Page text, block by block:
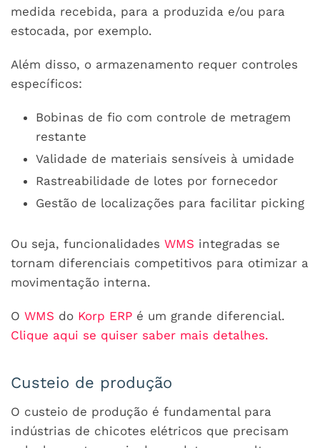
medida recebida, para a produzida e/ou para
estocada, por exemplo.
Além disso, o armazenamento requer controles
específicos:
Bobinas de fio com controle de metragem
restante
Validade de materiais sensíveis à umidade
Rastreabilidade de lotes por fornecedor
Gestão de localizações para facilitar picking
Ou seja, funcionalidades WMS integradas se
tornam diferenciais competitivos para otimizar a
movimentação interna.
O WMS do Korp ERP é um grande diferencial.
Clique aqui se quiser saber mais detalhes.
Custeio de produção
O custeio de produção é fundamental para
indústrias de chicotes elétricos que precisam